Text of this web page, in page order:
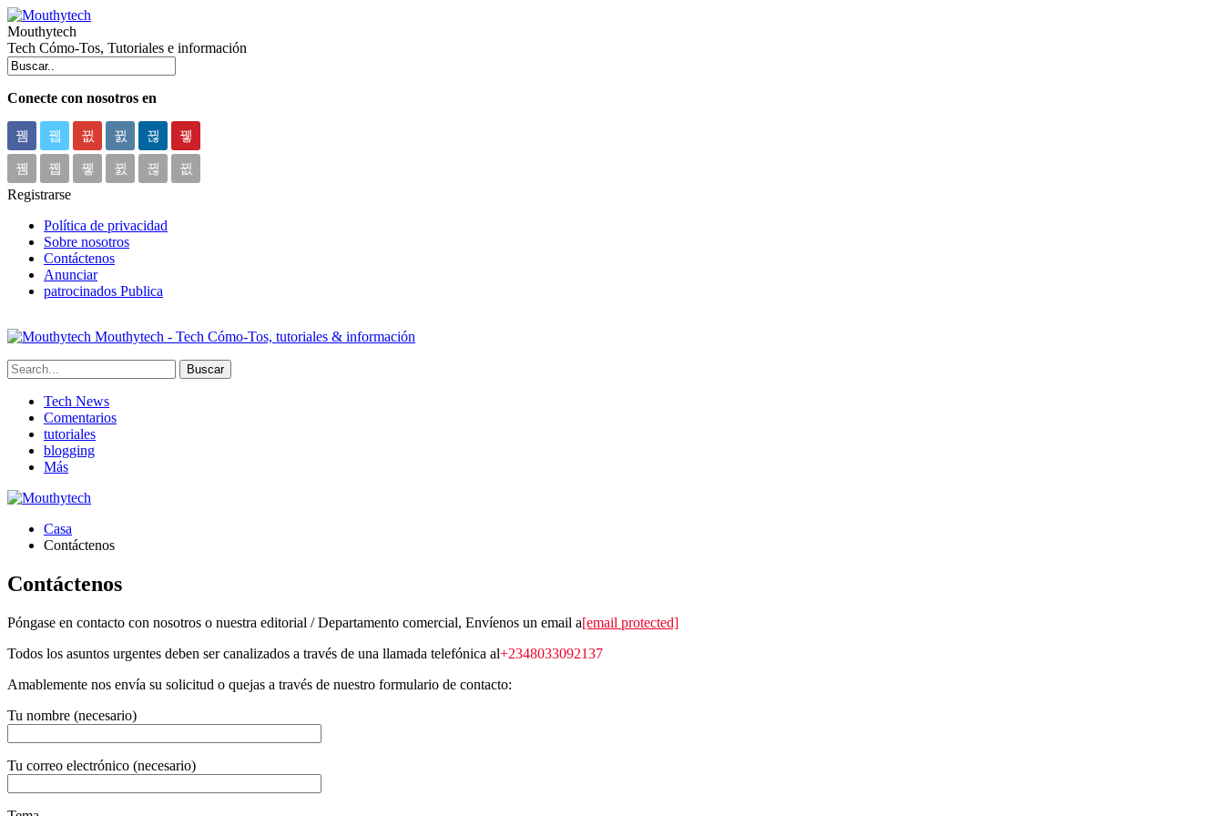
Mouthytech
Tech Cómo-Tos, Tutoriales e información
Conecte con nosotros en
Registrarse
Política de privacidad
Sobre nosotros
Contáctenos
Anunciar
patrocinados Publica
Mouthytech - Tech Cómo-Tos, tutoriales & información
Tech News
Comentarios
tutoriales
blogging
Más
Casa
Contáctenos
Contáctenos
Póngase en contacto con nosotros o nuestra editorial / Departamento comercial, Envíenos un email a[email protected]
Todos los asuntos urgentes deben ser canalizados a través de una llamada telefónica al+2348033092137
Amablemente nos envía su solicitud o quejas a través de nuestro formulario de contacto:
Tu nombre (necesario)
Tu correo electrónico (necesario)